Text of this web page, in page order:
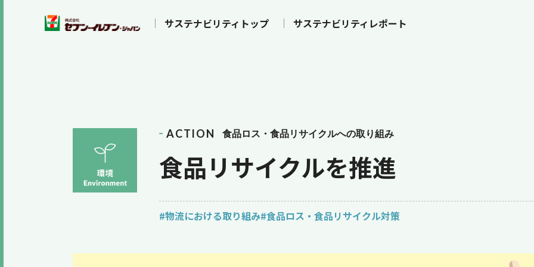
サステナビリティトップ サステナビリティレポート
ACTION 食品ロス・食品リサイクルへの取り組み
食品リサイクルを推進
#物流における取り組み#食品ロス・食品リサイクル対策